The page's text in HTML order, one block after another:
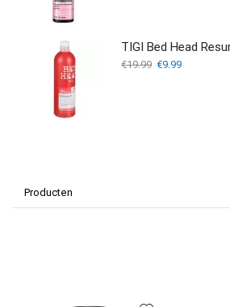
€19.99 Oorspronkelijke
€9.99Huidige
Producten